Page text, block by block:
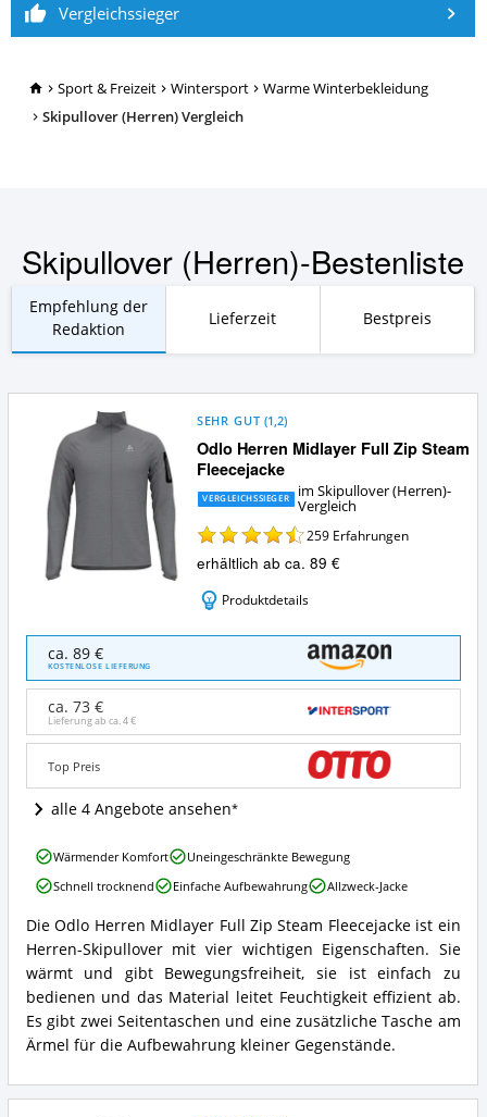
TopRatgeber24.de
Sport & Freizeit Wintersport
Warme Winterbekleidung
Skipullover (Herren) Vergleich
Vergleichssieger
Skipullover (Herren)-Bestenliste
Empfehlung der
Redaktion
Lieferzeit Bestpreis
Odlo Herren Midlayer Full Zip Steam
Fleecejacke
SEHR GUT (1,2)
VERGLEICHSSIEGER
im Skipullover (Herren)-
Vergleich
259 Erfahrungen
erhältlich ab ca. 89 €
Produktdetails
Herren
Midlayer
Full
Steam
Fleecejacke
Angebote:
Wo
ist
Skipullover
(Herren)
erhältlich?
ca. 89 €
KOSTENLOSE LIEFERUNG
ca. 73 €
Lieferung ab ca.4 €
Top Preis
alle 4 Angebote ansehen
Odlo
Herren
Midlayer
Full
Zip
Steam
Fleecejacke
Was
Die Odlo Herren Midlayer Full Zip Steam Fleecejacke ist ein
Herren-Skipullover mit vier wichtigen Eigenschaften. Sie
wärmt und gibt Bewegungsfreiheit, sie ist einfach zu
bedienen und das Material leitet Feuchtigkeit effizient ab.
Es gibt zwei Seitentaschen und eine zusätzliche Tasche am
Ärmel für die Aufbewahrung kleiner Gegenstände.
Odlo
Herren
Midlayer
Zip
Steam
Fleecejacke
Vorteile:
Was
spricht
für
Skipullover
Wärmender Komfort
Uneingeschränkte Bewegung
Schnell trocknend
Einfache Aufbewahrung Allzweck-Jacke